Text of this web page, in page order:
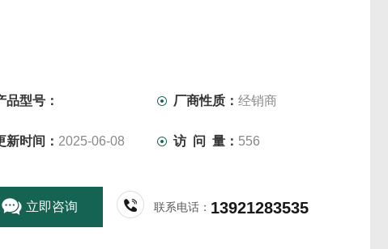
品型号： 厂商性质：经销商
新时间： 2025-06-08 访 问 量： 556
立即咨询 联系电话： 13921283535